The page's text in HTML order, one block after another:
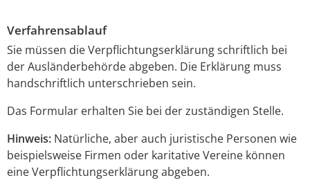
Verfahrensablauf
Sie müssen die Verpflichtungserklärung schriftlich bei
der Ausländerbehörde abgeben. Die Erklärung muss
handschriftlich unterschrieben sein.
Das Formular erhalten Sie bei der zuständigen Stelle.
Hinweis: Natürliche, aber auch juristische Personen wie
beispielsweise Firmen oder karitative Vereine können
eine Verpflichtungserklärung abgeben.